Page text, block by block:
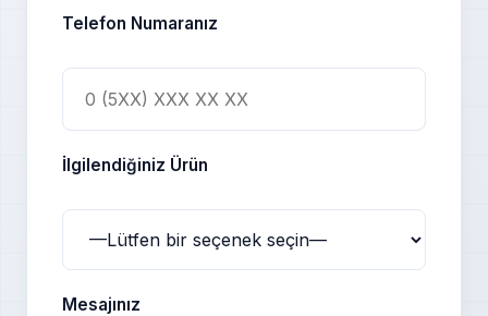
Telefon Numaranız
İlgilendiğiniz Ürün
Mesajınız